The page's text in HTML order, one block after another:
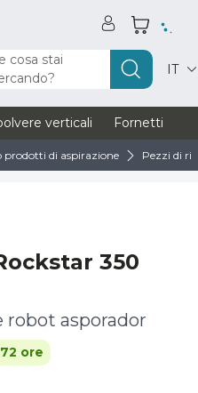
cosa stai
IT
verticali Fornetti
prodotti di aspirazione Pezzi di
350
robot asporador
ore